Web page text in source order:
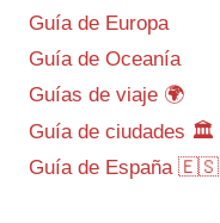
Guía de Europa
Guía de Oceanía
Guías de viaje 🌍
Guía de ciudades 🏛️
Guía de España 🇪🇸